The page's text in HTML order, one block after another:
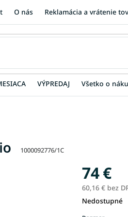
O nás Reklamácia a vrátenie
VÝPREDAJ Všetko o
1000092776/1C
74 €
60,16 € bez
Jednotková
Nedostupné